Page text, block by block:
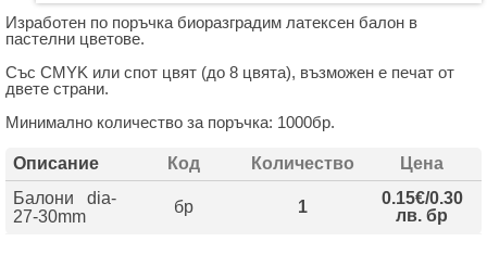
Изработен по поръчка биоразградим латексен балон в
пастелни цветове.
Със CMYK или спот цвят (до 8 цвята), възможен е печат от
двете страни.
Минимално количество за поръчка: 1000бр.
Описание Код Количество
Цена
Балони dia-
27-30mm
бр 1
0.15€/0.30
лв. бр